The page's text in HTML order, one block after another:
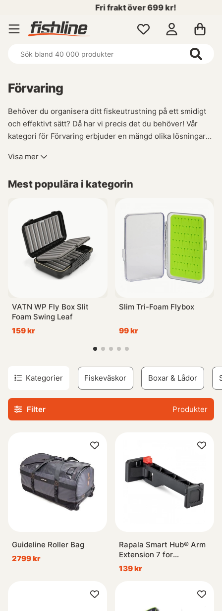
Fri frakt över 699 kr!
Förvaring
Behöver du organisera ditt fiskeutrustning på ett smidigt
och effektivt sätt? Då har vi precis det du behöver! Vår
kategori för Förvaring erbjuder en mängd olika lösningar
praktiska och funktionella förvaringsprodukter kan du hålla
igenom allting, samt transportera dina tillbehör med
Vi har ett stort urval av betesboxar, väskor, wallets och
mycket mer - allt för att passa just dina preferenser när
det gäller fiske. Om du använder dig av stora beten så
rekommenderar vi vår modell 3730 då dessa är djupare
vilket gör dem perfekta för wobblers, jerkbaits med mera.
För lite mindre beten föreslår vi istället en grundare låda
När det kommer till terminal tackle (krokar etc.) eller
mindre accessoarer finns även alternativet 3600/3630
(djupare) eller något mindre om detta skulle vara önskvärt.
Vad än dina specifika krav är inom organisation och smart
hantering av din utrustning så finner du de bästa
produkterna här hos oss i vår kategori Förvaring. Lita på
oss när det handlar om bekvämlighet vid sportfiske!
Visa mer
Mest populära i kategorin
VATN WP Fly Box Slit
Foam Swing Leaf
159 kr
Slim Tri-Foam Flybox
99 kr
Kategorier Fiskeväskor Boxar & Lådor
Filter Produkter
Guideline Roller Bag
2799 kr
Rapala Smart Hub® Arm
Extension 7 for
Adjustable Arm
139 kr